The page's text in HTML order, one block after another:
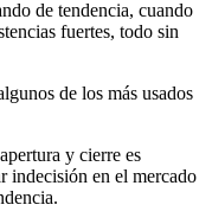
de tendencia, cuando
fuertes, todo sin
de los más usados
y cierre es
indecisión en el mercado